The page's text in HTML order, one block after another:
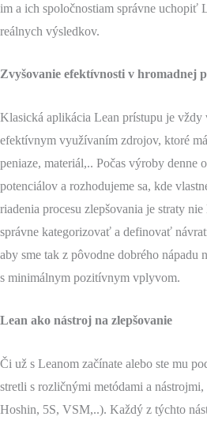
im a ich spoločnostiam správne uchopiť
reálnych výsledkov.
Zvyšovanie efektívnosti v hromadnej
Klasická aplikácia Lean prístupu je vždy
efektívnym využívaním zdrojov, ktoré
peniaze, materiál,.. Počas výroby denne
potenciálov a rozhodujeme sa, kde
riadenia procesu zlepšovania je straty
správne kategorizovať a definovať
aby sme tak z pôvodne dobrého nápadu
s minimálnym pozitívnym vplyvom.
Lean ako nástroj na zlepšovanie
Či už s Leanom začínate alebo ste mu
stretli s rozličnými metódami a
Hoshin, 5S, VSM,..). Každý z týchto